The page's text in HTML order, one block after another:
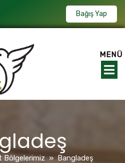
Bağış Yap
MENÜ
Bölgelerimiz » Bangladeş